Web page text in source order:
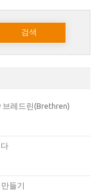
브레드린(Brethren)
들기